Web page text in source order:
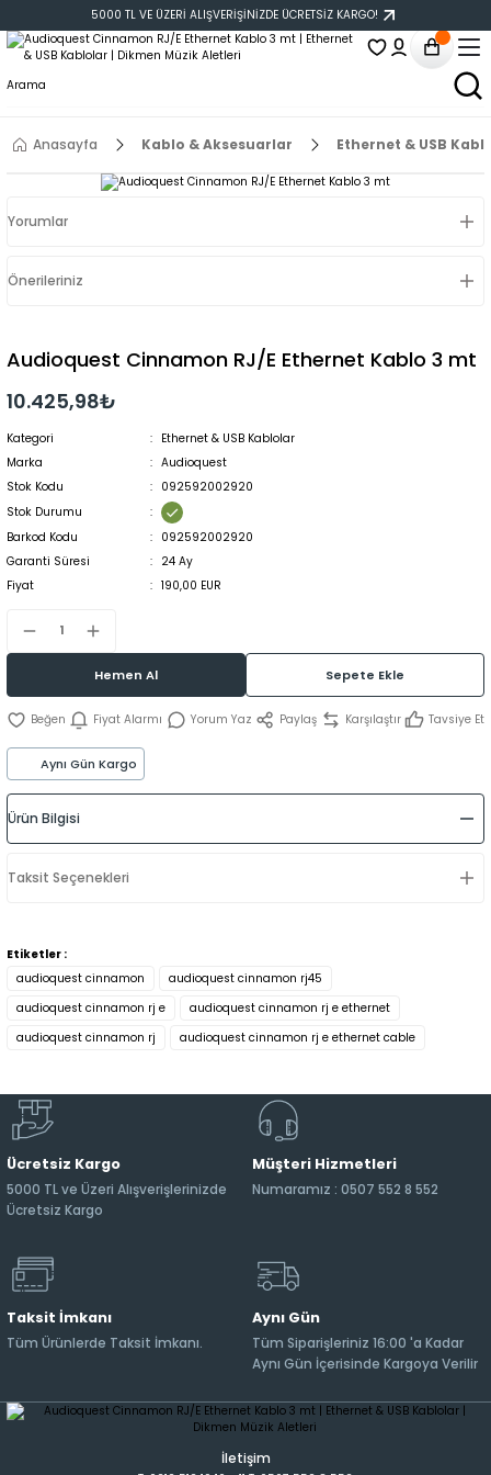
5000 TL VE ÜZERİ ALIŞVERİŞİNİZDE ÜCRETSİZ KARGO!
Anasayfa Kablo & Aksesuarlar Ethernet & USB
Yorumlar
Önerileriniz
Audioquest Cinnamon RJ/E Ethernet Kablo 3 mt
10.425,98₺
Kategori
Ethernet & USB Kablolar
Marka
Audioquest
Stok Kodu
092592002920
Stok Durumu
Barkod Kodu
092592002920
Garanti Süresi
24 Ay
Fiyat
190,00 EUR
Hemen Al Sepete Ekle
Fiyat Alarmı Yorum Yaz Paylaş Karşılaştır Tavsiye Et
Aynı Gün Kargo
Ürün Bilgisi
Taksit Seçenekleri
Etiketler :
audioquest cinnamon
audioquest cinnamon rj45
audioquest cinnamon rj e
audioquest cinnamon rj e ethernet
audioquest cinnamon rj
audioquest cinnamon rj e ethernet cable
Ücretsiz Kargo
5000 TL ve Üzeri Alışverişlerinizde
Ücretsiz Kargo
Müşteri Hizmetleri
Numaramız : 0507 552 8 552
Taksit İmkanı
Tüm Ürünlerde Taksit İmkanı.
Aynı Gün
Tüm Siparişleriniz 16:00 'a Kadar
Aynı Gün İçerisinde Kargoya Verilir
İletişim